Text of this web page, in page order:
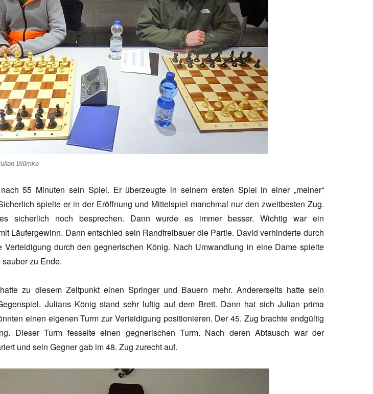
Blümke
55 Minuten sein Spiel. Er überzeugte in seinem ersten Spiel in einer „meiner“
spielte er in der Eröffnung und Mittelspiel manchmal nur den zweitbesten Zug.
sicherlich noch besprechen. Dann wurde es immer besser. Wichtig war ein
Läufergewinn. Dann entschied sein Randfreibauer die Partie. David verhinderte durch
Verteidigung durch den gegnerischen König. Nach Umwandlung in eine Dame spielte
zu Ende.
zu diesem Zeitpunkt einen Springer und Bauern mehr. Andererseits hatte sein
Julians König stand sehr luftig auf dem Brett. Dann hat sich Julian prima
einen eigenen Turm zur Verteidigung positionieren. Der 45. Zug brachte endgültig
Dieser Turm fesselte einen gegnerischen Turm. Nach deren Abtausch war der
und sein Gegner gab im 48. Zug zurecht auf.